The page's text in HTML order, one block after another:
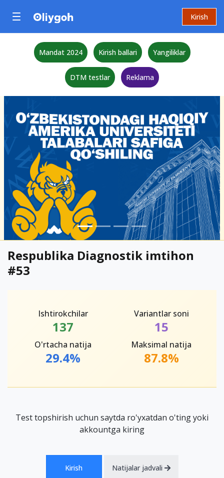
Kirish
Mandat 2024 Kirish ballari Yangiliklar
DTM testlar Reklama
Respublika Diagnostik imtihon
#53
Ishtirokchilar
137
Variantlar soni
15
O'rtacha natija
29.4%
Maksimal natija
87.8%
Test topshirish uchun saytda ro'yxatdan o'ting yoki
akkountga kiring
Kirish Natijalar jadvali